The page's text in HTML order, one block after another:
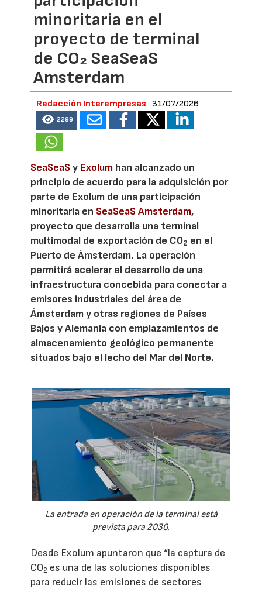
minoritaria en el
proyecto de terminal
de CO₂ SeaSeaS
Amsterdam
Redacción Interempresas 31/07/2026
2299
SeaSeaSy Exolum han alcanzado un
principio de acuerdo para la adquisición por
parte de Exolum de una participación
minoritaria en SeaSeaS Amsterdam,
proyecto que desarrolla una terminal
multimodal de exportación de CO2 en el
Puerto de Ámsterdam. La operación
permitirá acelerar el desarrollo de una
infraestructura concebida para conectar a
emisores industriales del área de
Ámsterdam y otras regiones de Países
Bajos y Alemania con emplazamientos de
almacenamiento geológico permanente
situados bajo el lecho del Mar del Norte.
La entrada en operación de la terminal está
prevista para 2030.
Desde Exolum apuntaron que “la captura de
CO2 es una de las soluciones disponibles
para reducir las emisiones de sectores